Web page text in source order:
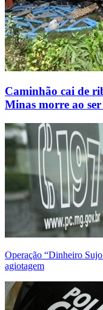
Caminhão cai de
Minas morre ao
Operação “Dinheiro
agiotagem